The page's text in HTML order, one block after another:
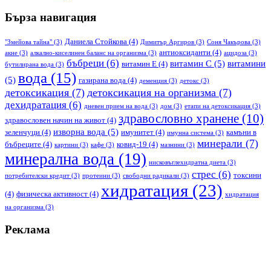
Бърза навигация
"Змейова тайна" (3) Даниела Стойкова (4) Димитър Аргиров (3) Соня Чакърова (3)
акне (3) алкално-киселинен баланс на организма (3) антиоксиданти (4) ацидоза (3)
бутилирана вода (3) бъбреци (6) витамин Е (4) витамин С (5) витамини
(5) вода (15) газирана вода (4) деменция (3) детокс (3)
детоксикация (7) детоксикация на организма (7)
дехидратация (6) дневен прием на вода (3) дом (3) етапи на детоксикация (3)
здравословен начин на живот (4) здравословно хранене (10)
зеленчуци (4) изворна вода (5) имунитет (4) имунна система (3) камъни в
бъбреците (4) картини (3) кафе (3) ковид-19 (4) мазнини (3) минерали (7)
минерална вода (19) нисковъглехидратна диета (3)
потребителски кредит (3) протеини (3) свободни радикали (3) стрес (6) токсини
(4) физическа активност (4) хидратация (23) хидратация
на организма (3)
Реклама